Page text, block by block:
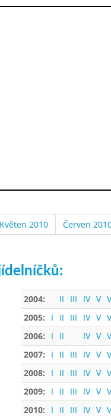
Květen 2010 Červen
2004: II III IV V
2005:
I II III IV V
2006:
I II IV V
2007:
I II III IV V
2008:
I II III IV V
2009:
I II III IV V
2010:
I II III IV V